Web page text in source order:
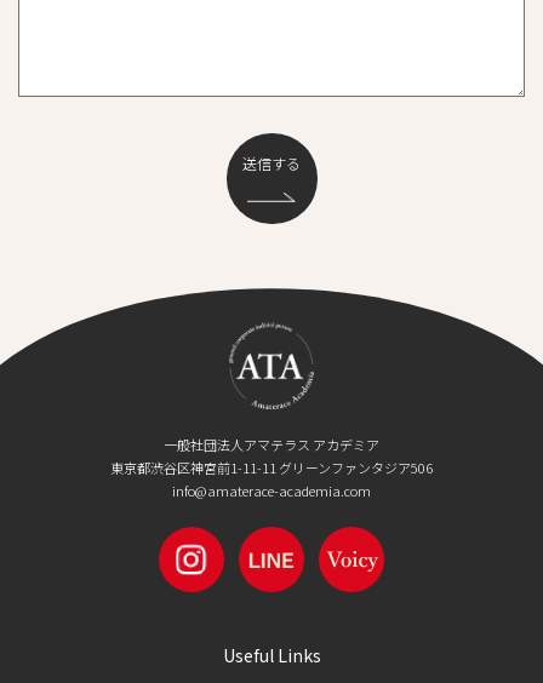
一般社団法人アマテラス アカデミア
東京都渋谷区神宮前1-11-11 グリーンファンタジア506
info@amaterace-academia.com
Useful Links